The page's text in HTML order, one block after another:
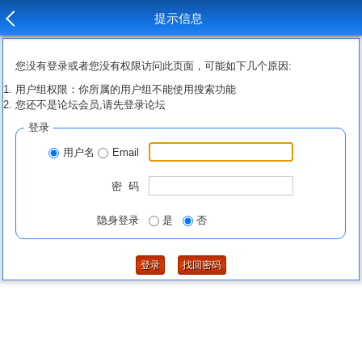
提示信息
您没有登录或者您没有权限访问此页面，可能如下几个原因:
用户组权限：你所属的用户组不能使用搜索功能
您还不是论坛会员,请先登录论坛
登录
用户名 Email
密 码
隐身登录 是 否